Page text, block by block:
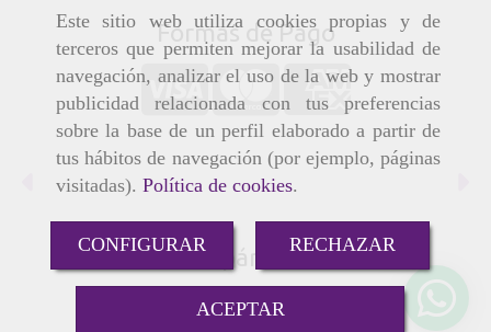
Este sitio web utiliza cookies propias y de
terceros que permiten mejorar la usabilidad de
navegación, analizar el uso de la web y mostrar
publicidad relacionada con tus preferencias
sobre la base de un perfil elaborado a partir de
tus hábitos de navegación (por ejemplo, páginas
visitadas). Política de cookies.
CONFIGURAR RECHAZAR
ACEPTAR
Formas de Pago
Anterior
Compártenos